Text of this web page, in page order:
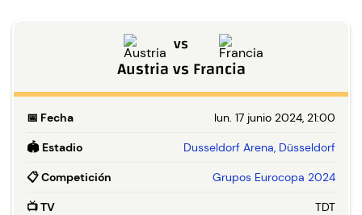
vs
AustriavsFrancia
📅 Fecha lun. 17 junio 2024, 21:00
🏟️ Estadio Dusseldorf Arena, Düsseldorf
📋Competición Grupos Eurocopa 2024
📺TV TDT